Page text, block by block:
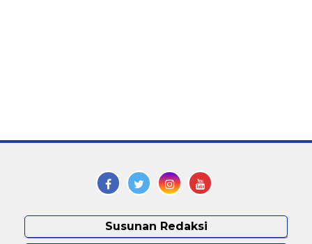
Susunan Redaksi